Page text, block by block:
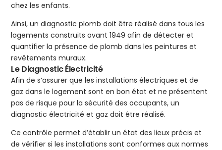
chez les enfants.
Ainsi, un diagnostic plomb doit être réalisé dans tous les
logements construits avant 1949 afin de détecter et
quantifier la présence de plomb dans les peintures et
revêtements muraux.
Le Diagnostic Électricité
Afin de s’assurer que les installations électriques et de
gaz dans le logement sont en bon état et ne présentent
pas de risque pour la sécurité des occupants, un
diagnostic électricité et gaz doit être réalisé.
Ce contrôle permet d’établir un état des lieux précis et
de vérifier si les installations sont conformes aux normes